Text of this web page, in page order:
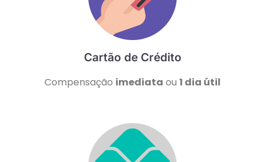
Cartão de Crédito
Compensação imediata ou 1 dia útil